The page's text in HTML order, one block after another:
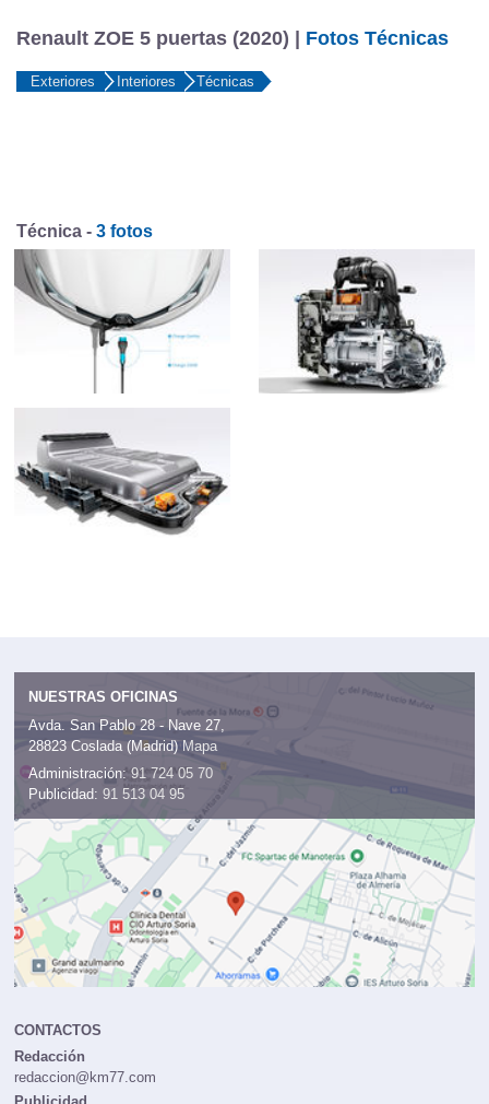
Renault ZOE 5 puertas (2020) | Fotos Técnicas
Exteriores Interiores Técnicas
Técnica - 3 fotos
NUESTRAS OFICINAS
Avda. San Pablo 28 - Nave 27,
28823 Coslada (Madrid) Mapa
Administración: 91 724 05 70
Publicidad: 91 513 04 95
CONTACTOS
Redacción
redaccion@km77.com